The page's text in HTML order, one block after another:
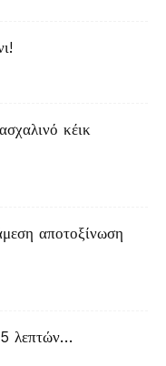
κέικ
αποτοξίνωση
λεπτών…